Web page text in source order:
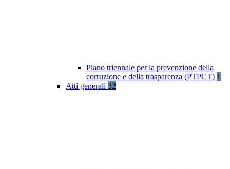
Piano triennale per la prevenzione della
corruzione e della trasparenza (PTPCT) 1
Atti generali 32